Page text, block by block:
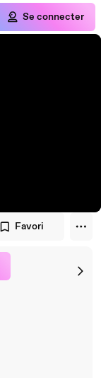
Se connecter
Favori